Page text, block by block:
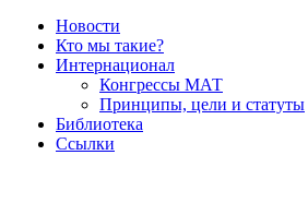
Новости
Кто мы такие?
Интернационал
Конгрессы МАТ
Принципы, цели и статуты
Библиотека
Ссылки